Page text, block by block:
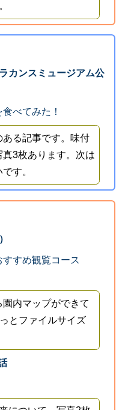
カンスミュージアム公
べてみた！
る記事です。味付
3枚あります。次は
す。
すめ観覧コース
内マップができて
とファイルサイズ